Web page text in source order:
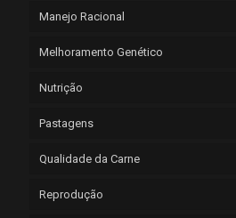
Manejo Racional
Melhoramento Genético
Nutrição
Pastagens
Qualidade da Carne
Reprodução